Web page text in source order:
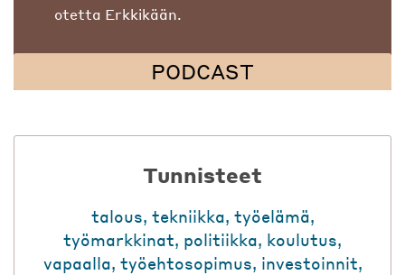
otetta Erkkikään.
PODCAST
Tunnisteet
talous, tekniikka, työelämä,
työmarkkinat, politiikka, koulutus,
vapaalla, työehtosopimus, investoinnit,